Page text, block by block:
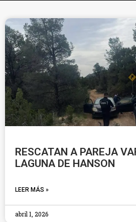
RESCATAN A PAREJA
LAGUNA DE HANSON
LEER MÁS »
abril 1, 2026